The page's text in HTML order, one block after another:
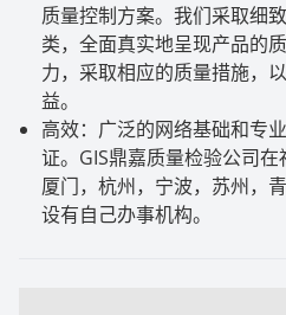
质量控制方案。我们采取细
类，全面真实地呈现产品的
力，采取相应的质量措施，
益。
高效：广泛的网络基础和专
证。 GIS鼎嘉质量检验公司在
厦门，杭州，宁波，苏州，
设有自己办事机构。